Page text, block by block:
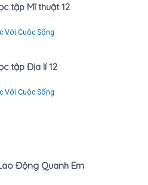
tập Mĩ thuật 12
Với Cuộc Sống
tập Địa lí 12
Với Cuộc Sống
Động Quanh Em